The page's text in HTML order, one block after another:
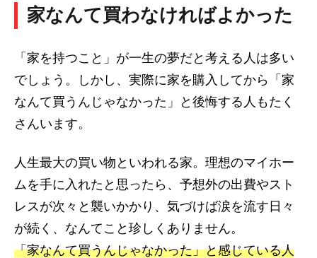
家なんて買わなければよかった
「家を持つこと」が一生の夢だと考える人は多い
でしょう。しかし、実際に家を購入してから「家
なんて買うんじゃなかった」と後悔する人もたく
さんいます。
人生最大の買い物といわれる家。理想のマイホー
ムを手に入れたと思ったら、予想外の出費やスト
レスが次々と襲いかかり、気づけば涙を流す日々
が続く、なんてこと珍しくありません。
「家なんて買うんじゃなかった」と感じている人